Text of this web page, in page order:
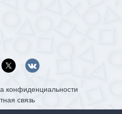
конфиденциальности
связь